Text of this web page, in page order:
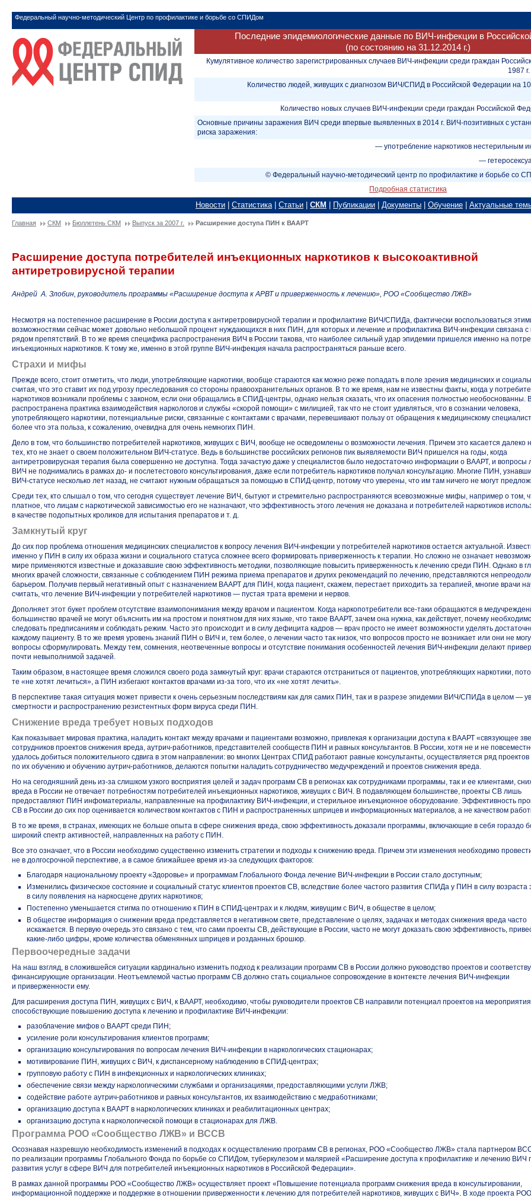
Федеральный научно-методический Центр по профилактике и борьбе со СПИДом
Последние эпидемиологические данные по ВИЧ-инфекции в
(по состоянию на 31.12.2014 г.)
Кумулятивное количество зарегистрированных случаев ВИЧ-инфекции среди граждан
1987
Количество людей, живущих с диагнозом ВИЧ/СПИД в Российской Федерации на
Количество новых случаев ВИЧ-инфекции среди граждан Российской
Основные причины заражения ВИЧ среди впервые выявленных в 2014 г. ВИЧ-позитивных с
риска заражения:
— употребление наркотиков нестерильным
—
© Федеральный научно-методический центр по профилактике и борьбе со
Подробная статистика
Новости Статистика| Статьи СКМ Публикации Документы Обучение Актуальные
Главная СКМ Бюллетень СКМ Выпуск за 2007 г. Расширение доступа ПИН к ВААРТ
Расширение доступа потребителей инъекционных наркотиков к высокоактивной
антиретровирусной терапии
Андрей А. Злобин, руководитель программы «Расширение доступа к АРВТ и приверженность к лечению», РОО «Сообщество ЛЖВ»
Несмотря на постепенное расширение в России доступа к антиретровирусной терапии и профилактике ВИЧ/СПИДа, фактически воспользоваться
возможностями сейчас может довольно небольшой процент нуждающихся в них ПИН, для которых и лечение и профилактика ВИЧ-инфекции связана
рядом препятствий. В то же время специфика распространения ВИЧ в России такова, что наиболее сильный удар эпидемии пришелся именно на
инъекционных наркотиков. К тому же, именно в этой группе ВИЧ-инфекция начала распространяться раньше всего.
Страхи и мифы
Прежде всего, стоит отметить, что люди, употребляющие наркотики, вообще стараются как можно реже попадать в поле зрения медицинских и
считая, что это ставит их под угрозу преследования со стороны правоохранительных органов. В то же время, нам не известны факты, когда у
наркотиков возникали проблемы с законом, если они обращались в СПИД-центры, однако нельзя сказать, что их опасения полностью необоснованны.
распространена практика взаимодействия наркологов и службы «скорой помощи» с милицией, так что не стоит удивляться, что в сознании человека,
употребляющего наркотики, потенциальные риски, связанные с контактами с врачами, перевешивают пользу от обращения к медицинскому
более что эта польза, к сожалению, очевидна для очень немногих ПИН.
Дело в том, что большинство потребителей наркотиков, живущих с ВИЧ, вообще не осведомлены о возможности лечения. Причем это касается далеко
тех, кто не знает о своем положительном ВИЧ-статусе. Ведь в большинстве российских регионов пик выявляемости ВИЧ пришелся на годы, когда
антиретровирусная терапия была совершенно не доступна. Тогда зачастую даже у специалистов было недостаточно информации о ВААРТ, и вопросы
ВИЧ не поднимались в рамках до- и послетестового консультирования, даже если потребитель наркотиков получал консультацию. Многие ПИН,
ВИЧ-статусе несколько лет назад, не считают нужным обращаться за помощью в СПИД-центр, потому что уверены, что им там ничего не могут
Среди тех, кто слышал о том, что сегодня существует лечение ВИЧ, бытуют и стремительно распространяются всевозможные мифы, например о том,
платное, что лицам с наркотической зависимостью его не назначают, что эффективность этого лечения не доказана и потребителей наркотиков
в качестве подопытных кроликов для испытания препаратов и т. д.
Замкнутый круг
До сих пор проблема отношения медицинских специалистов к вопросу лечения ВИЧ-инфекции у потребителей наркотиков остается актуальной.
именно у ПИН в силу их образа жизни и социального статуса сложнее всего формировать приверженность к терапии. Но сложно не означает
мире применяются известные и доказавшие свою эффективность методики, позволяющие повысить приверженность к лечению среди ПИН. Однако в
многих врачей сложности, связанные с соблюдением ПИН режима приема препаратов и других рекомендаций по лечению, представляются
барьером. Получив первый негативный опыт с назначением ВААРТ для ПИН, когда пациент, скажем, перестает приходить за терапией, многие врачи
считать, что лечение ВИЧ-инфекции у потребителей наркотиков — пустая трата времени и нервов.
Дополняет этот букет проблем отсутствие взаимопонимания между врачом и пациентом. Когда наркопотребители все-таки обращаются в
большинство врачей не могут объяснить им на простом и понятном для них языке, что такое ВААРТ, зачем она нужна, как действует, почему
следовать предписаниям и соблюдать режим. Часто это происходит и в силу дефицита кадров — врач просто не имеет возможности уделять
каждому пациенту. В то же время уровень знаний ПИН о ВИЧ и, тем более, о лечении часто так низок, что вопросов просто не возникает или они не
вопросы сформулировать. Между тем, сомнения, неотвеченные вопросы и отсутствие понимания особенностей лечения ВИЧ-инфекции делают
почти невыполнимой задачей.
Таким образом, в настоящее время сложился своего рода замкнутый круг: врачи стараются отстраниться от пациентов, употребляющих наркотики,
те «не хотят лечиться», а ПИН избегают контактов врачами из-за того, что их «не хотят лечить».
В перспективе такая ситуация может привести к очень серьезным последствиям как для самих ПИН, так и в разрезе эпидемии ВИЧ/СПИДа в целом —
смертности и распространению резистентных форм вируса среди ПИН.
Снижение вреда требует новых подходов
Как показывает мировая практика, наладить контакт между врачами и пациентами возможно, привлекая к организации доступа к ВААРТ «связующее
сотрудников проектов снижения вреда, аутрич-работников, представителей сообществ ПИН и равных консультантов. В России, хотя не и не
удалось добиться положительного сдвига в этом направлении: во многих Центрах СПИД работают равные консультанты, осуществляется ряд проектов
по их обучению и обучению аутрич-работников, делаются попытки наладить сотрудничество медучреждений и проектов снижения вреда.
Но на сегодняшний день из-за слишком узкого восприятия целей и задач программ СВ в регионах как сотрудниками программы, так и ее клиентами,
вреда в России не отвечает потребностям потребителей инъекционных наркотиков, живущих с ВИЧ. В подавляющем большинстве, проекты СВ лишь
предоставляют ПИН инфоматериалы, направленные на профилактику ВИЧ-инфекции, и стерильное инъекционное оборудование. Эффективность
СВ в России до сих пор оценивается количеством контактов с ПИН и распространенных шприцев и информационных материалов, а не качеством
В то же время, в странах, имеющих не больше опыта в сфере снижения вреда, свою эффективность доказали программы, включающие в себя гораздо
широкий спектр активностей, направленных на работу с ПИН.
Все это означает, что в России необходимо существенно изменить стратегии и подходы к снижению вреда. Причем эти изменения необходимо
не в долгосрочной перспективе, а в самое ближайшее время из-за следующих факторов:
Благодаря национальному проекту «Здоровье» и программам Глобального Фонда лечение ВИЧ-инфекции в России стало доступным;
Изменились физическое состояние и социальный статус клиентов проектов СВ, вследствие более частого развития СПИДа у ПИН в силу возраста
в силу появления на наркосцене других наркотиков;
Постепенно уменьшается стигма по отношению к ПИН в СПИД-центрах и к людям, живущим с ВИЧ, в обществе в целом;
В обществе информация о снижении вреда представляется в негативном свете, представление о целях, задачах и методах снижения вреда часто
искажается. В первую очередь это связано с тем, что сами проекты СВ, действующие в России, часто не могут доказать свою эффективность,
какие-либо цифры, кроме количества обменянных шприцев и розданных брошюр.
Первоочередные задачи
На наш взгляд, в сложившейся ситуации кардинально изменить подход к реализации программ СВ в России должно руководство проектов и
финансирующие организации. Неотъемлемой частью программ СВ должно стать социальное сопровождение в контексте лечения ВИЧ-инфекции
и приверженности ему.
Для расширения доступа ПИН, живущих с ВИЧ, к ВААРТ, необходимо, чтобы руководители проектов СВ направили потенциал проектов на
способствующие повышению доступа к лечению и профилактике ВИЧ-инфекции:
разоблачение мифов о ВААРТ среди ПИН;
усиление роли консультирования клиентов программ;
организацию консультирования по вопросам лечения ВИЧ-инфекции в наркологических стационарах;
мотивирование ПИН, живущих с ВИЧ, к диспансерному наблюдению в СПИД-центрах;
групповую работу с ПИН в инфекционных и наркологических клиниках;
обеспечение связи между наркологическими службами и организациями, предоставляющими услуги ЛЖВ;
содействие работе аутрич-работников и равных консультантов, их взаимодействию с медработниками;
организацию доступа к ВААРТ в наркологических клиниках и реабилитационных центрах;
организацию доступа к наркологической помощи в стационарах для ЛЖВ.
Программа РОО «Сообщество ЛЖВ» и ВССВ
Осознавая назревшую необходимость изменений в подходах к осуществлению программ СВ в регионах, РОО «Сообщество ЛЖВ» стала партнером
по реализации программы Глобального Фонда по борьбе со СПИДом, туберкулезом и малярией «Расширение доступа к профилактике и лечению ВИЧ
развития услуг в сфере ВИЧ для потребителей инъекционных наркотиков в Российской Федерации».
В рамках данной программы РОО «Сообщество ЛЖВ» осуществляет проект «Повышение потенциала программ снижения вреда в консультировании,
информационной поддержке и поддержке в отношении приверженности к лечению для потребителей наркотиков, живущих с ВИЧ». В ходе проекта РОО